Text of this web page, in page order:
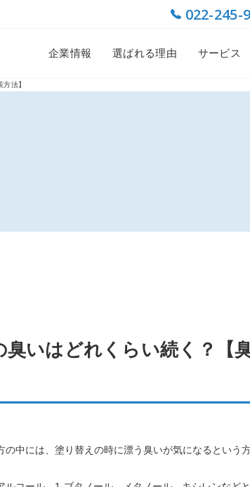
022-245-
企業情報 選ばれる理由 サービス
法】
臭いはどれくらい続く？【
の中には、塗り替えの時に漂う臭いが気になるという